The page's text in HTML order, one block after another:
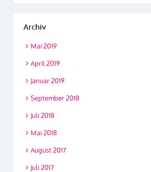
Archiv
Mai 2019
April 2019
Januar 2019
September 2018
Juli 2018
Mai 2018
August 2017
Juli 2017